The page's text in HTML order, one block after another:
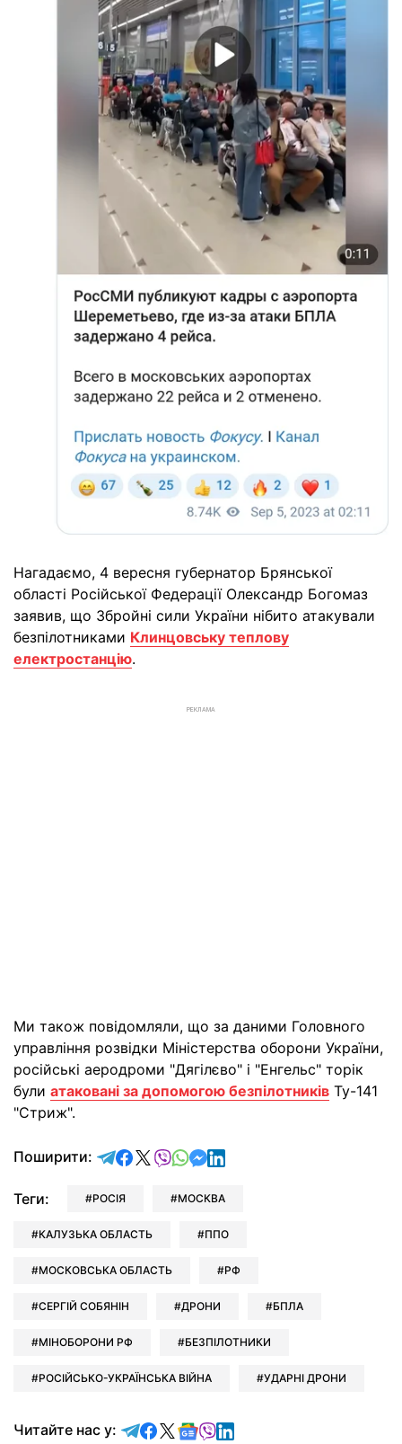
Нагадаємо, 4 вересня губернатор Брянської
області Російської Федерації Олександр Богомаз
заявив, що Збройні сили України нібито атакували
безпілотниками Клинцовську теплову
електростанцію.
РЕКЛАМА
Ми також повідомляли, що за даними Головного
управління розвідки Міністерства оборони України,
російські аеродроми "Дягілєво" і "Енгельс" торік
були атаковані за допомогою безпілотників Ту-141
"Стриж".
Поширити: відправити у Telegram
поділитись у Facebook
поділитись у X
відправити у Viber
відправити у Whatsapp
відправити у Messenger
відправити у LinkedIn
Теги: РОСІЯ МОСКВА
КАЛУЗЬКА ОБЛАСТЬ ППО
МОСКОВСЬКА ОБЛАСТЬ РФ
СЕРГІЙ СОБЯНІН ДРОНИ БПЛА
МІНОБОРОНИ РФ БЕЗПІЛОТНИКИ
РОСІЙСЬКО-УКРАЇНСЬКА ВІЙНА УДАРНІ ДРОНИ
Читайте нас у: Читайте у Telegram
Читайте у Facebook
Читайте у X
Читайте у Google news
Читайте у Viber
Читайте у LinkedIn